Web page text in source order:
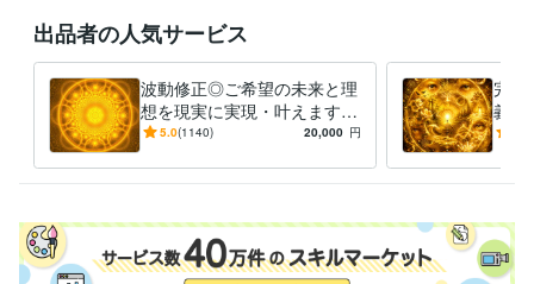
ご覧になっていただけますと幸いです♪
経験職種
ライフスタイル・その他 / 占い師 経験年数 : 24年
ライフスタイル・その他 / マッサージ師・セラピスト
経験年数 : 21
年
ライフスタイル・その他 / アドバイザー 経験年数 : 18年
職歴
出品者の人気サービス
波動修正◎ご希望の未来と理
想を現実に実現・叶えます
【毎月10名様限定】仕事・恋
宝・占い
5.0(1140) 20,000 円
完全
義の
ライ
合神